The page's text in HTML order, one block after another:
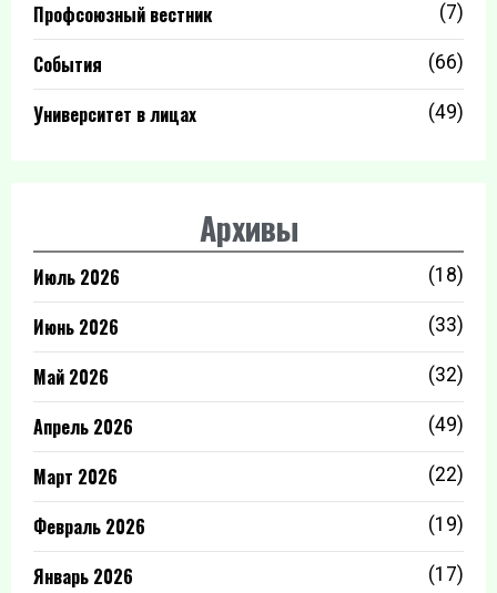
Профсоюзный вестник (7)
События (66)
Университет в лицах (49)
Архивы
Июль 2026 (18)
Июнь 2026 (33)
Май 2026 (32)
Апрель 2026 (49)
Март 2026 (22)
Февраль 2026 (19)
Январь 2026 (17)